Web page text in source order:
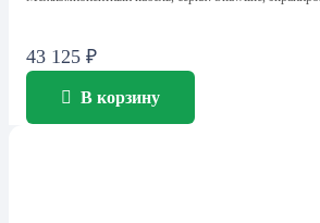
43 125 ₽
В корзину